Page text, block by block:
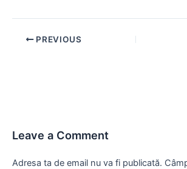
Post PREVIOUS
Leave a Comment
Adresa ta de email nu va fi publicată.